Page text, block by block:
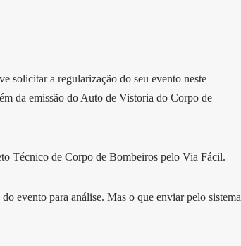
solicitar a regularização do seu evento neste
da emissão do Auto de Vistoria do Corpo de
Técnico de Corpo de Bombeiros pelo Via Fácil.
evento para análise. Mas o que enviar pelo sistema